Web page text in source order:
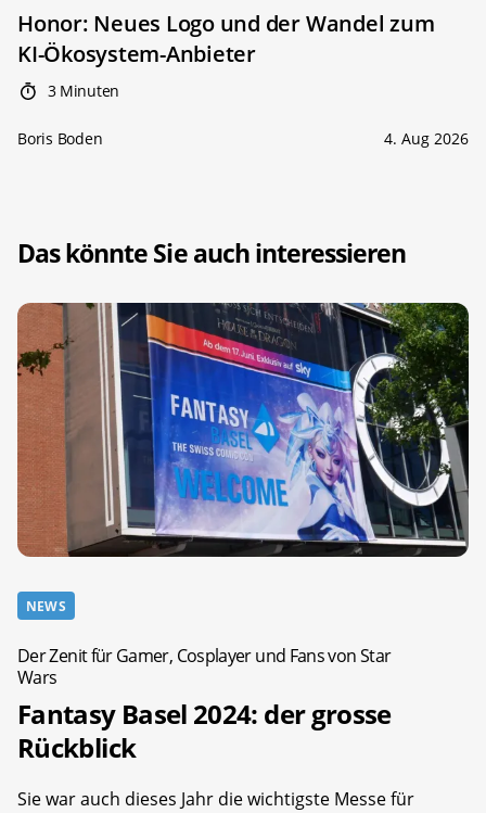
Honor: Neues Logo und der Wandel zum
KI-Ökosystem-Anbieter
3 Minuten
Boris Boden 4. Aug 2026
Das könnte Sie auch interessieren
NEWS
Der Zenit für Gamer, Cosplayer und Fans von Star
Wars
Fantasy Basel 2024: der grosse
Rückblick
Sie war auch dieses Jahr die wichtigste Messe für